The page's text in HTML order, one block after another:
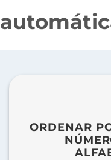
ORDENAR